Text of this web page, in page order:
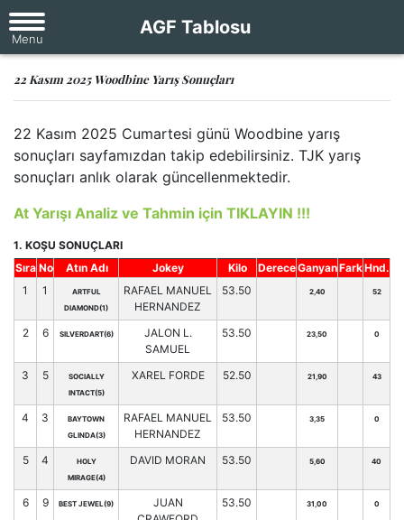
AGF Tablosu
22 Kasım 2025 Woodbine Yarış Sonuçları
22 Kasım 2025 Cumartesi günü Woodbine yarış
sonuçları sayfamızdan takip edebilirsiniz. TJK yarış
sonuçları anlık olarak güncellenmektedir.
At Yarışı Analiz ve Tahmin için TIKLAYIN !!!
1. KOŞU SONUÇLARI
Sıra No Atın Adı Jokey Kilo DereceGanyanFarkHnd.
1
1
ARTFUL
DIAMOND(1)
RAFAEL MANUEL
HERNANDEZ
53.50 2,40 52
2 6 SILVERDART(6)
JALON L.
SAMUEL
53.50 23,50 0
3 5
SOCIALLY
INTACT(5)
XAREL FORDE 52.50 21,90 43
4 3
BAYTOWN
GLINDA(3)
RAFAEL MANUEL
HERNANDEZ
53.50 3,35 0
5 4
HOLY
MIRAGE(4)
DAVID MORAN 53.50 5,60 40
6 9 BEST JEWEL(9)
JUAN
53.50 31,00 0